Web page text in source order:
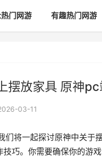
门网游 有趣热门网游
摆放家具 原神
03-11
们将一起探讨原神中关于
巧。你需要确保你的游